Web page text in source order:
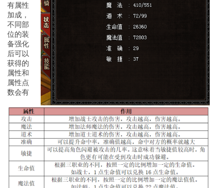
有属性
加成，
不同部
位的装
备强化
后可以
获得的
属性和
属性点
数会有